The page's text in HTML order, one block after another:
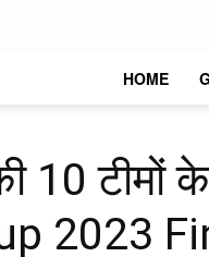
HOME
10 टीमों
2023